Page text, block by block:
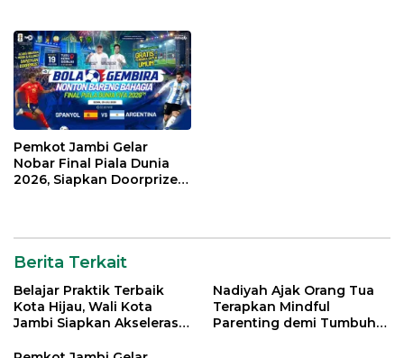
Pemkot Jambi Gelar
Nobar Final Piala Dunia
2026, Siapkan Doorprize
Berita Terkait
Belajar Praktik Terbaik
Kota Hijau, Wali Kota
Jambi Siapkan Akselerasi
Nadiyah Ajak Orang Tua
Terapkan Mindful
Parenting demi Tumbuh